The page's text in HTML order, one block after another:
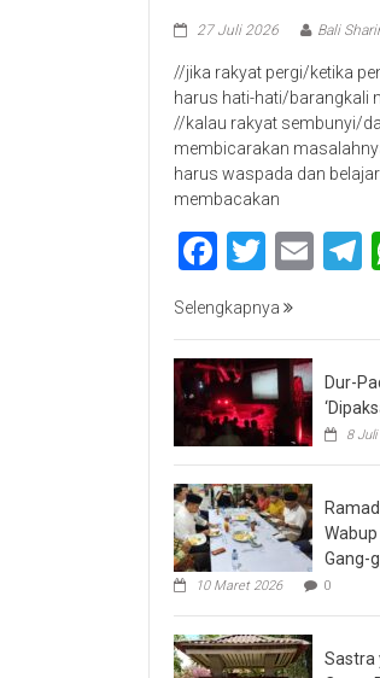
27 Juli 2026 Bali
//jika rakyat pergi/ketika
harus hati-hati/barangkali
//kalau rakyat sembunyi/
membicarakan
harus waspada dan
membacakan
Facebook
Selengkapnya
Dur-
8 Juli
Gang-
10 Maret 2026 0
Sastra